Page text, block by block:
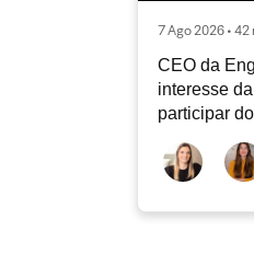
7 Ago 2026 •
CEO da
interesse
participar
| Café com